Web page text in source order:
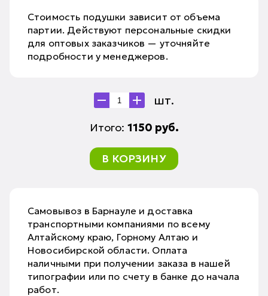
Стоимость подушки зависит от объема
партии. Действуют персональные скидки
для оптовых заказчиков — уточняйте
подробности у менеджеров.
шт.
Итого: 1150 руб.
В КОРЗИНУ
Самовывоз в Барнауле и доставка
транспортными компаниями по всему
Алтайскому краю, Горному Алтаю и
Новосибирской области. Оплата
наличными при получении заказа в нашей
типографии или по счету в банке до начала
работ.